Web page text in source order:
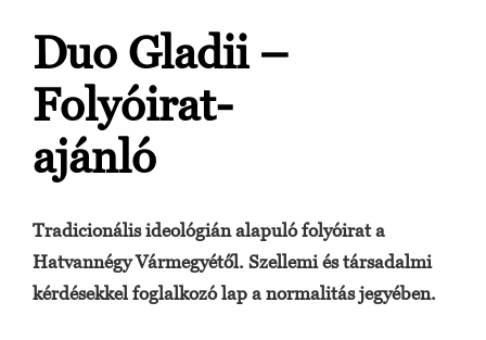
Duo Gladii –
Folyóirat-
ajánló
Tradicionális ideológián alapuló folyóirat a
Hatvannégy Vármegyétől. Szellemi és társadalmi
kérdésekkel foglalkozó lap a normalitás jegyében.